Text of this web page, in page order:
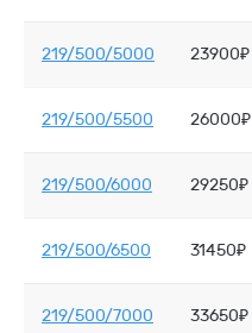
219/500/5000 23900₽
219/500/5500 26000₽
219/500/6000 29250₽
219/500/6500 31450₽
219/500/7000 33650₽